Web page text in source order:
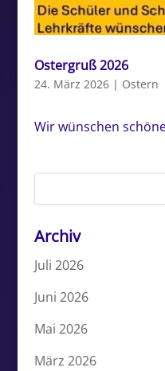
Ostergruß 2026
24. März 2026| Ostern
Wir wünschen
Archiv
Juli 2026
Juni 2026
Mai 2026
März 2026